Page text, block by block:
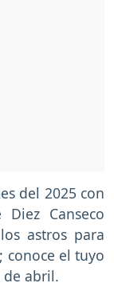
del 2025 con
Diez Canseco
astros para
conoce el tuyo
de abril.